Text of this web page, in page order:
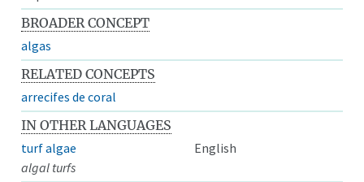
BROADER CONCEPT
algas
RELATED CONCEPTS
arrecifes de coral
IN OTHER LANGUAGES
turf algae
English
algal turfs